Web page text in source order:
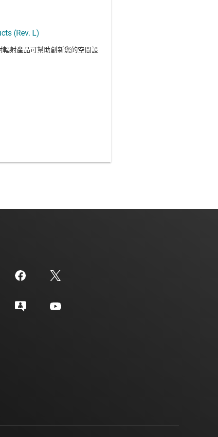
(Rev. L)
輻射產品可幫助創新您的空間設